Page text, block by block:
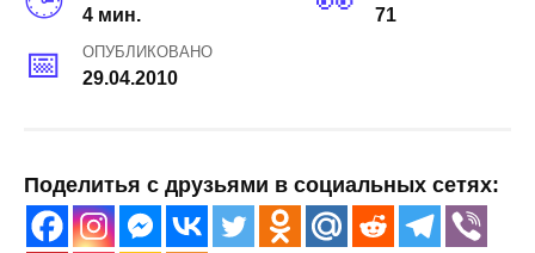
4 мин. 71
ОПУБЛИКОВАНО
29.04.2010
Поделитья с друзьями в социальных сетях: